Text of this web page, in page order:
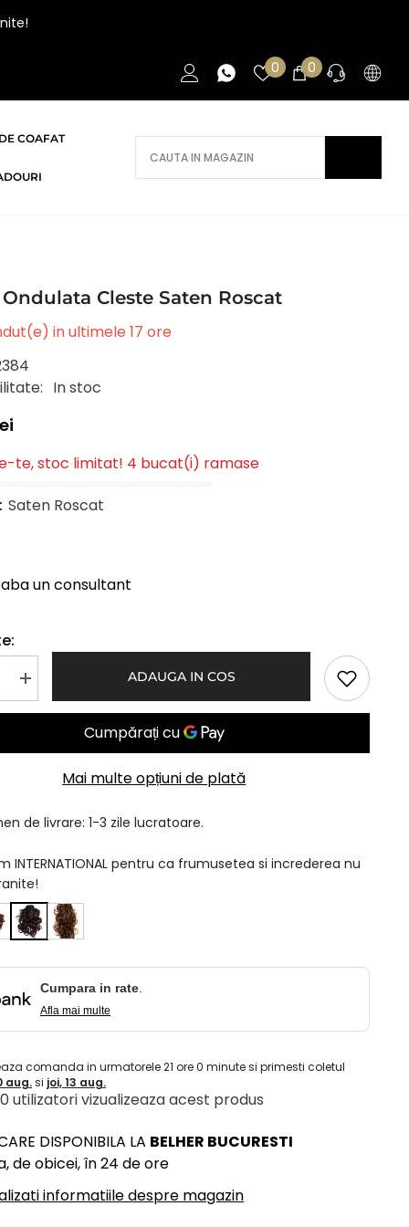
0Liste
de
favorite
00
articole
AI NEVOIE DE AJUTOR?
COAFAT
Cleste Saten Roscat
in ultimele17 ore
In stoc
te, stoc limitat! 4 bucat(i) ramase
Saten Roscat
un consultant
Mareste
cantitatea
pentru
Cleste
ADAUGA IN COS
Mai multe opțiuni de plată
de livrare: 1-3 zile lucratoare.
INTERNATIONAL pentru ca frumusetea si increderea nu
Cumpara in rate.
Afla mai multe
comanda in urmatorele21 ore0 minutesi primesti coletul
aug.si joi, 13 aug.
utilizatori vizualizeaza acest produs
DISPONIBILA LA BELHER BUCURESTI
de obicei, în 24 de ore
informatiile despre magazin